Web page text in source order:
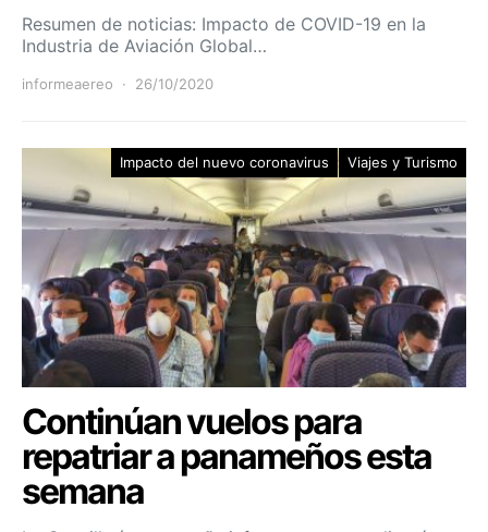
Resumen de noticias: Impacto de COVID-19 en la
Industria de Aviación Global…
informeaereo 26/10/2020
Impacto del nuevo coronavirus Viajes y Turismo
Continúan vuelos para
repatriar a panameños esta
semana